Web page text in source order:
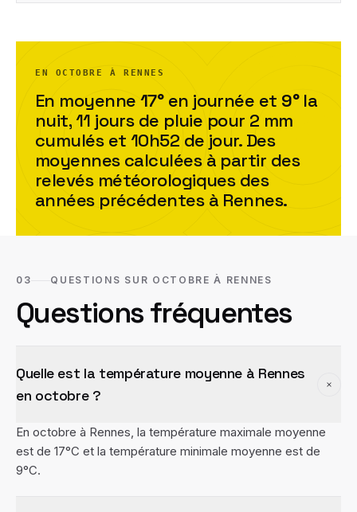
EN OCTOBRE À RENNES
En moyenne 17°en journée et 9°la
nuit,11 joursde pluie pour 2 mm
cumulés et 10h52 de jour. Des
moyennes calculées à partir des
relevés météorologiques des
années précédentes à Rennes.
03 QUESTIONS SUR OCTOBRE À RENNES
Questions fréquentes
Quelle est la température moyenne à Rennes
en octobre ?
En octobre à Rennes, la température maximale moyenne
est de 17°C et la température minimale moyenne est de
9°C.